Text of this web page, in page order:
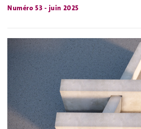
Numéro 53 - juin 2025